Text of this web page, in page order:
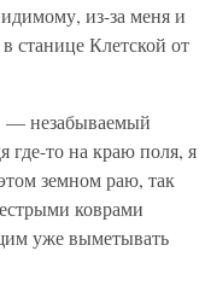
из-за меня и
станице Клетской от
— незабываемый
где-то на краю поля, я
земном раю, так
коврами
уже выметывать